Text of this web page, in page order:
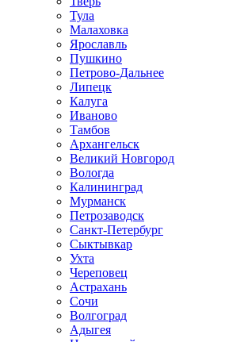
Тула
Малаховка
Ярославль
Пушкино
Петрово-Дальнее
Липецк
Калуга
Иваново
Тамбов
Архангельск
Великий Новгород
Вологда
Калининград
Мурманск
Петрозаводск
Санкт-Петербург
Сыктывкар
Ухта
Череповец
Астрахань
Сочи
Волгоград
Адыгея